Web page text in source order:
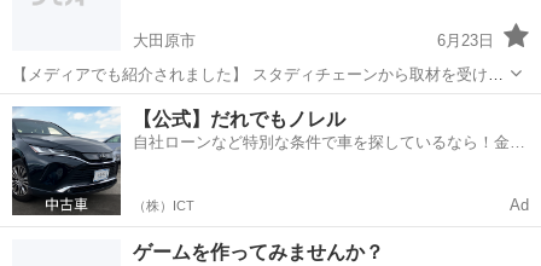
大田原市
6月23日
【メディアでも紹介されました】 スタディチェーンから取材を受け、
当塾の指導方針が紹介されました。 取材記事から 「現役エンジニアの
知見を活かした 生徒中心の教育」として高く評価いただいています。
...
栃木 大田原市 プログラミング
【公式】だれでもノレル
自社ローンなど特別な条件で車を探しているなら！金利
（株）ICT Ad
ゲームを作ってみませんか？